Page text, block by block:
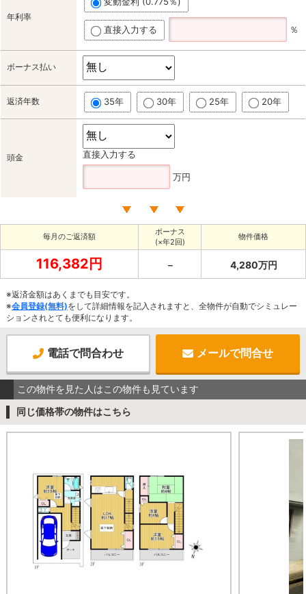
年利率
直接入力する ％
ボーナス払い
返済年数 35年 30年 25年 20年
頭金 直接入力する
万円
毎月のご返済額
ボーナス
(×年2回)
物件価格
116,382円 － 4,280万円
※返済金額はあくまでも目安です。
※会員登録(無料)をして詳細情報を記入されますと、全物件が自動でシミュレー
ションされとても便利になります。
電話で問合わせ メールで問合せ
この物件を見た人はこの物件も見ています
同じ価格帯の物件はこちら